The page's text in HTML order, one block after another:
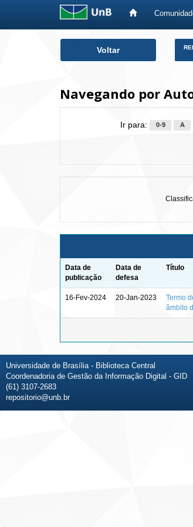
Voltar
Navegando por
Ir para: 0-9 A
Data de
publicação
Data de
defesa
Título
16-Fev-2024 20-Jan-2023
Termo
âmbito
Universidade de Brasília - Biblioteca Central
Coordenadoria de Gestão da Informação Digital - GID
(61) 3107-2683
repositorio@unb.br